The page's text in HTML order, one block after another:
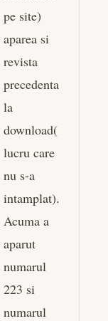
pe site)
aparea si
revista
precedenta
la
download(
lucru care
nu s-a
intamplat).
Acuma a
aparut
numarul
223 si
numarul